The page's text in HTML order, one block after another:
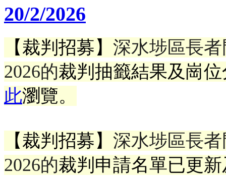
20/2/2026
【裁判招募】 深水埗區長者
2026的裁判抽籤結果及崗
此瀏覽。
【裁判招募】 深水埗區長者
2026的裁判申請名單已更